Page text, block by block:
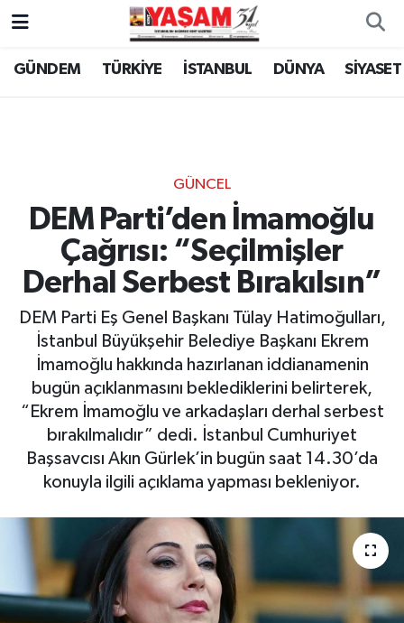
GÜNDEM TÜRKİYE İSTANBUL DÜNYA SİYASET
GÜNCEL
DEM Parti’den İmamoğlu
Çağrısı: “Seçilmişler
Derhal Serbest Bırakılsın”
DEM Parti Eş Genel Başkanı Tülay Hatimoğulları,
İstanbul Büyükşehir Belediye Başkanı Ekrem
İmamoğlu hakkında hazırlanan iddianamenin
bugün açıklanmasını beklediklerini belirterek,
“Ekrem İmamoğlu ve arkadaşları derhal serbest
bırakılmalıdır” dedi. İstanbul Cumhuriyet
Başsavcısı Akın Gürlek’in bugün saat 14.30’da
konuyla ilgili açıklama yapması bekleniyor.